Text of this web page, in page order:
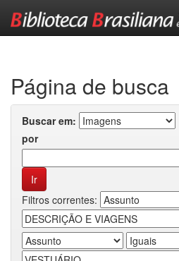
Página de busca
Buscar em:
por
Filtros correntes: